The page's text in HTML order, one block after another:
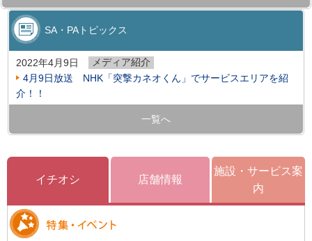
SA・PAトピックス
2022年4月9日
メディア紹介
4月9日放送 NHK「突撃カネオくん」でサービスエリアを紹
介！！
一覧へ
イチオシ 店舗情報
施設・サービス案
内